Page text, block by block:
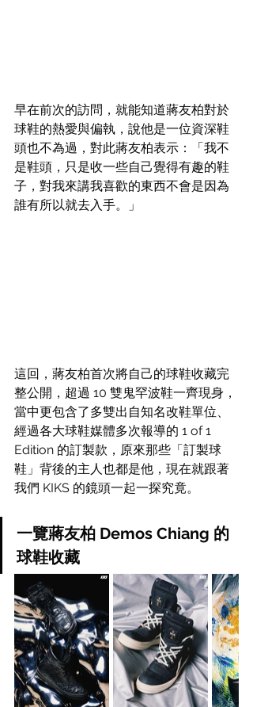
早在前次的訪問，就能知道蔣友柏對於
球鞋的熱愛與偏執，說他是一位資深鞋
頭也不為過，對此蔣友柏表示：「我不
是鞋頭，只是收一些自己覺得有趣的鞋
子，對我來講我喜歡的東西不會是因為
誰有所以就去入手。」
這回，蔣友柏首次將自己的球鞋收藏完
整公開，超過 10 雙鬼罕波鞋一齊現身，
當中更包含了多雙出自知名改鞋單位、
經過各大球鞋媒體多次報導的 1 of 1
Edition 的訂製款，原來那些「訂製球
鞋」背後的主人也都是他，現在就跟著
我們 KIKS 的鏡頭一起一探究竟。
一覽蔣友柏 Demos Chiang 的
球鞋收藏